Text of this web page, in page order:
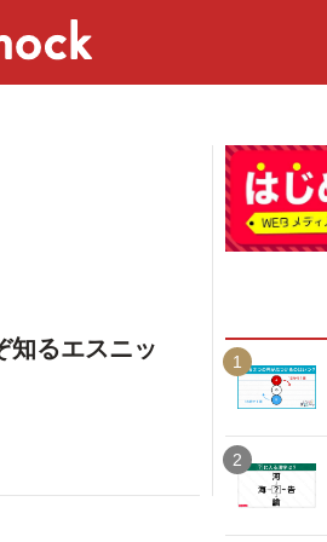
知るエスニッ
1
2